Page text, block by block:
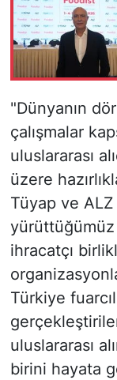
"Dünyanın
çalışmalar
uluslararası
üzere
Tüyap ve
yürüttüğümüz
ihracatçı
Türkiye
uluslararası
birini hayata